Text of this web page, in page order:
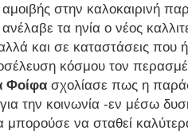
στην καλοκαιρινή
τα ηνία ο νέος
και σε καταστάσεις που
κόσμου τον
Φοίφα σχολίασε πως η
την κοινωνία -εν μέσω
μπορούσε να σταθεί